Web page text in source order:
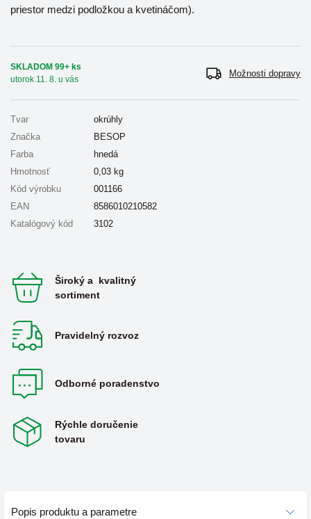
priestor medzi podložkou a kvetináčom).
SKLADOM 99+ ks
utorok 11. 8. u vás
Možnosti dopravy
Tvar
okrúhly
Značka
BESOP
Farba
hnedá
Hmotnosť
0,03 kg
Kód výrobku
001166
EAN
8586010210582
Katalógový kód
3102
Široký a kvalitný
sortiment
Pravidelný rozvoz
Odborné poradenstvo
Rýchle doručenie
tovaru
Popis produktu a parametre